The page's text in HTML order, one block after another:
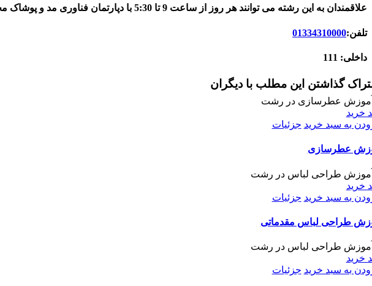
علاقمندان به این رشته می توانند هر روز از ساعت 9 تا 5:30 با دپارتمان فناوری مد و پوشاک مجتمع فنی تهران، نمایندگی رشت تماس بگیرند.
تلفن:01334310000
داخلی: 111
گذاشتن این مطلب با دیگران
خرید
به سبد خرید جزئیات
عطرسازی
خرید
به سبد خرید جزئیات
طراحی لباس مقدماتی
خرید
به سبد خرید جزئیات